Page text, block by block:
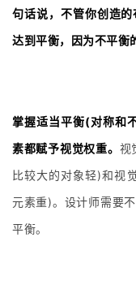
句话说，不管你创造
达到平衡，因为不平衡
掌握适当平衡(对称和
素都赋予视觉权重。 视
比较大的对象轻)和视
元素重)。设计师需要
平衡。